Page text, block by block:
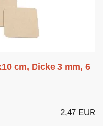
cm, Dicke 3 mm, 6
2,47 EUR